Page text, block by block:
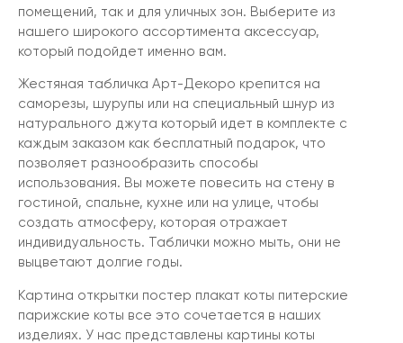
помещений, так и для уличных зон. Выберите из
нашего широкого ассортимента аксессуар,
который подойдет именно вам.
Жестяная табличка Арт-Декоро крепится на
саморезы, шурупы или на специальный шнур из
натурального джута который идет в комплекте с
каждым заказом как бесплатный подарок, что
позволяет разнообразить способы
использования. Вы можете повесить на стену в
гостиной, спальне, кухне или на улице, чтобы
создать атмосферу, которая отражает
индивидуальность. Таблички можно мыть, они не
выцветают долгие годы.
Картина открытки постер плакат коты питерские
парижские коты все это сочетается в наших
изделиях. У нас представлены картины коты